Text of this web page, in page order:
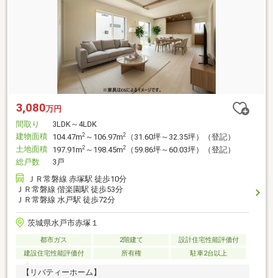
3,080万円
間取り
3LDK～4LDK
建物面積 104.47m2 ～106.97m2
（31.60坪～32.35坪）（登記）
土地面積 197.91m2 ～198.45m2
（59.86坪～60.03坪）（登記）
総戸数
3戸
ＪＲ常磐線 赤塚駅 徒歩10分
ＪＲ常磐線 偕楽園駅 徒歩53分
ＪＲ常磐線 水戸駅 徒歩72分
茨城県水戸市赤塚１
都市ガス 2階建て
設計住宅性能評価付
建設住宅性能評価付
所有権 駐車2台以上
【リバティーホーム】